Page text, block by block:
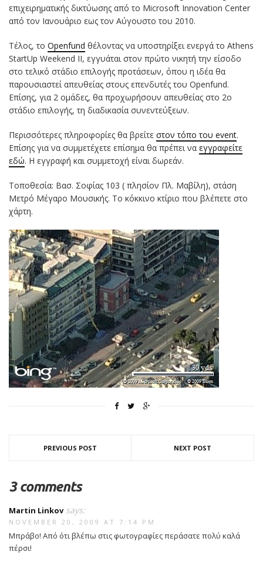
επιχειρηματικής δικτύωσης από το Microsoft Innovation Center
από τον Ιανουάριο εως τον Αύγουστο του 2010.
Τέλος, το Openfund θέλοντας να υποστηρίξει ενεργά το Athens
StartUp Weekend II, εγγυάται στον πρώτο νικητή την είσοδο
στο τελικό στάδιο επιλογής προτάσεων, όπου η ιδέα θα
παρουσιαστεί απευθείας στους επενδυτές του Openfund.
Επίσης, για 2 ομάδες, θα προχωρήσουν απευθείας στο 2ο
στάδιο επιλογής, τη διαδικασία συνεντεύξεων.
Περισσότερες πληροφορίες θα βρείτε στον τόπο του event.
Επίσης για να συμμετέχετε επίσημα θα πρέπει να εγγραφείτε
εδώ. Η εγγραφή και συμμετοχή είναι δωρεάν.
Τοποθεσία: Βασ. Σοφίας 103 ( πλησίον Πλ. Μαβίλη), στάση
Μετρό Μέγαρο Μουσικής. Το κόκκινο κτίριο που βλέπετε στο
χάρτη.
PREVIOUS POST NEXT POST
3 comments
Martin Linkov says:
NOVEMBER 20, 2009 AT 7:14 PM
Μπράβο! Από ότι βλέπω στις φωτογραφίες περάσατε πολύ καλά
πέρσι!